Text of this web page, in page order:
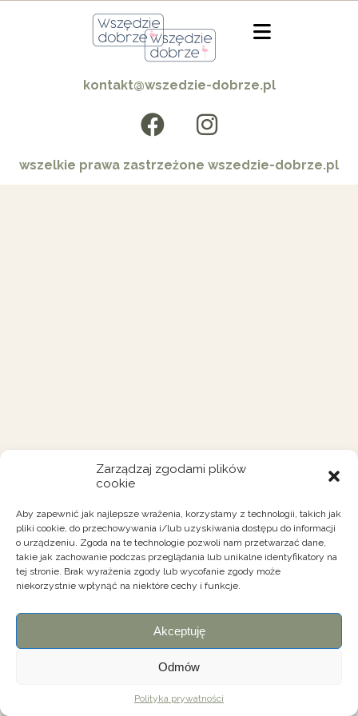
Zarządzaj zgodami plików
cookie
Aby zapewnić jak najlepsze wrażenia, korzystamy z technologii, takich jak
pliki cookie, do przechowywania i/lub uzyskiwania dostępu do informacji
o urządzeniu. Zgoda na te technologie pozwoli nam przetwarzać dane,
takie jak zachowanie podczas przeglądania lub unikalne identyfikatory na
tej stronie. Brak wyrażenia zgody lub wycofanie zgody może
niekorzystnie wpłynąć na niektóre cechy i funkcje.
Akceptuję
Odmów
Polityka prywatności
kontakt@wszedzie-dobrze.pl
wszelkie prawa zastrzeżone wszedzie-dobrze.pl